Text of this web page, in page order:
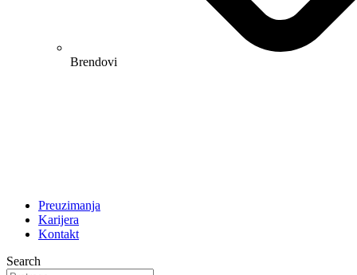
Brendovi
Preuzimanja
Karijera
Kontakt
Search